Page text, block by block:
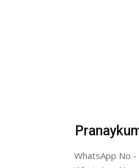
WhatsApp No